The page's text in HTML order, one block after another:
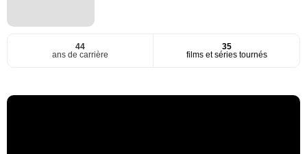
44
ans de carrière
35
films et séries tournés